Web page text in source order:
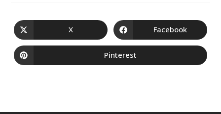
X Facebook
Pinterest